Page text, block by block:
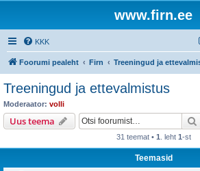
www.firn.ee
KKK
Foorumi pealeht Firn Treeningud ja
Treeningud ja ettevalmistus
Moderaator: volli
Uus teema
31 teemat • 1 . leht 1-st
Teemasid